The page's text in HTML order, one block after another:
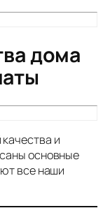
дома
и
основные
все наши